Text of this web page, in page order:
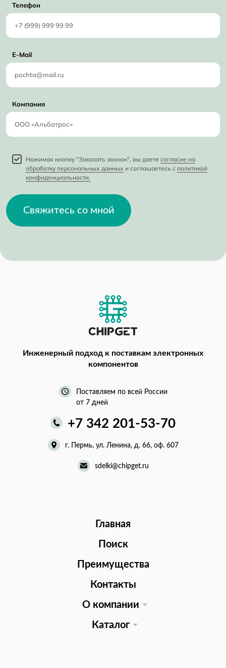
Телефон
E-Mail
Компания
Нажимая кнопку "Заказать звонок", вы даете согласие на
обработку персональных данных и соглашаетесь с политикой
конфиденциальности.
Свяжитесь со мной
Инженерный подход к поставкам электронных
компонентов
Поставляем по всей России
от 7 дней
+7 342 201-53-70
г. Пермь, ул. Ленина, д. 66, оф. 607
sdelki@chipget.ru
Главная
Поиск
Преимущества
Контакты
О компании
Каталог